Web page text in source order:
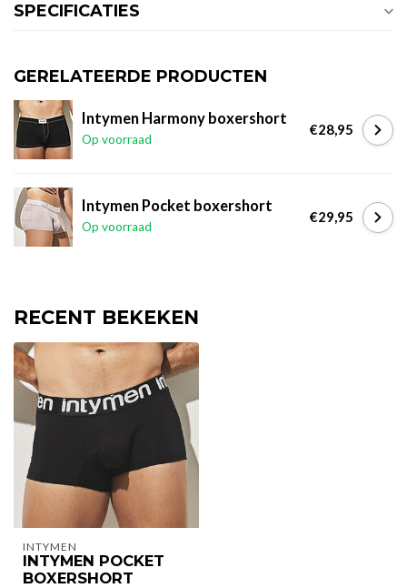
SPECIFICATIES
GERELATEERDE PRODUCTEN
Intymen Harmony boxershort
Op voorraad
€28,95
Intymen Pocket boxershort
Op voorraad
€29,95
RECENT BEKEKEN
INTYMEN
INTYMEN POCKET
BOXERSHORT